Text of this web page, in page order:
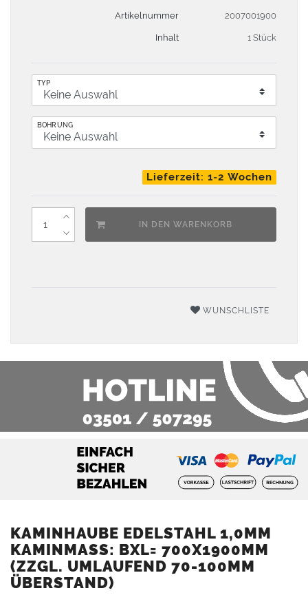
Artikelnummer 2007001900
Inhalt 1 Stück
TYP
BOHRUNG
Lieferzeit: 1-2 Wochen
IN DEN WARENKORB
WUNSCHLISTE
KAMINHAUBE EDELSTAHL 1,0MM
KAMINMASS: BXL= 700X1900MM (
ZZGL. UMLAUFEND 70-100MM Ü
BERSTAND)